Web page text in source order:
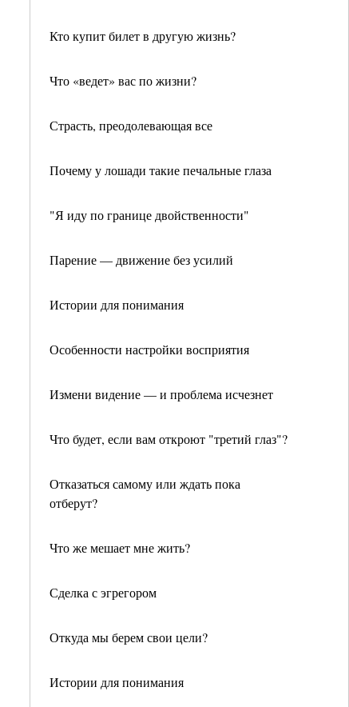
Кто купит билет в другую жизнь?
Что «ведет» вас по жизни?
Страсть, преодолевающая все
Почему у лошади такие печальные глаза
"Я иду по границе двойственности"
Парение — движение без усилий
Истории для понимания
Особенности настройки восприятия
Измени видение — и проблема исчезнет
Что будет, если вам откроют "третий глаз"?
Отказаться самому или ждать пока
отберут?
Что же мешает мне жить?
Сделка с эгрегором
Откуда мы берем свои цели?
Истории для понимания